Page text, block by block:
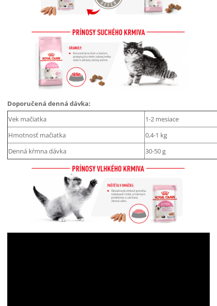
Doporučená denná dávka:
Vek mačiatka
1-2 mesiace
Hmotnosť mačiatka
0,4-1 kg
Denná kŕmna dávka
30-50 g